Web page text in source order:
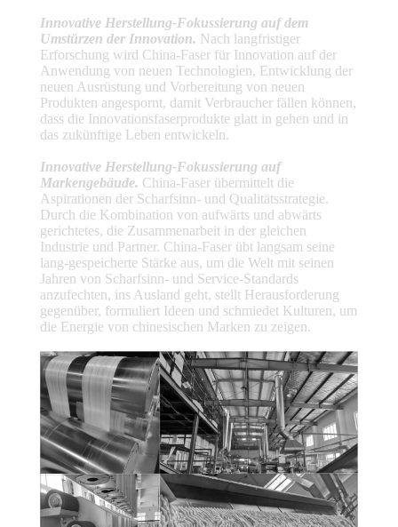
SITEMAP
PRIVACY
POLICY
Innovative Herstellung-Fokussierung auf dem
Umstürzen der Innovation. Nach langfristiger
Erforschung wird China-Faser für Innovation auf der
Anwendung von neuen Technologien, Entwicklung der
neuen Ausrüstung und Vorbereitung von neuen
Produkten angespornt, damit Verbraucher fällen können,
dass die Innovationsfaserprodukte glatt in gehen und in
das zukünftige Leben entwickeln.
Innovative Herstellung-Fokussierung auf
Markengebäude. China-Faser übermittelt die
Aspirationen der Scharfsinn- und Qualitätsstrategie.
Durch die Kombination von aufwärts und abwärts
gerichtetes, die Zusammenarbeit in der gleichen
Industrie und Partner. China-Faser übt langsam seine
lang-gespeicherte Stärke aus, um die Welt mit seinen
Jahren von Scharfsinn- und Service-Standards
anzufechten, ins Ausland geht, stellt Herausforderung
gegenüber, formuliert Ideen und schmiedet Kulturen, um
die Energie von chinesischen Marken zu zeigen.